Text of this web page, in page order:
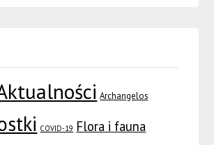
Archangelos
COVID-19 Flora i fauna